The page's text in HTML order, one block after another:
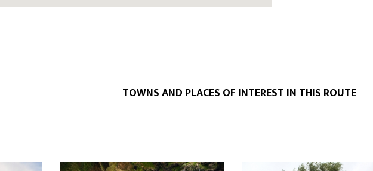
TOWNS AND PLACES OF INTEREST IN THIS ROUTE